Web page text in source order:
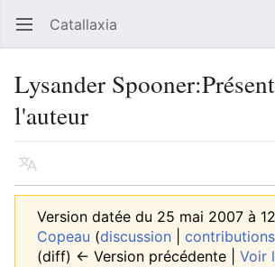
Ouvrir le menu principal Catallaxia
Lysander
l'auteur
Langue
Version datée du 25 mai 2007 à
Copeau (discussion contributions
(diff) ← Version précédente | Voir